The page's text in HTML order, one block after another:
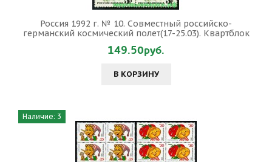
Россия 1992 г. № 10. Совместный российско-
германский космический полет(17-25.03). Квартблок
149.50руб.
В КОРЗИНУ
Наличие: 3